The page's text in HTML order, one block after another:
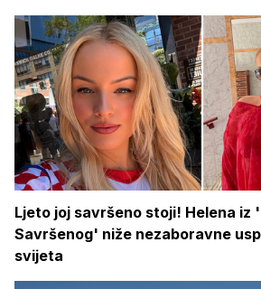
Ljeto joj savršeno stoji! Helena iz
Savršenog' niže nezaboravne
svijeta